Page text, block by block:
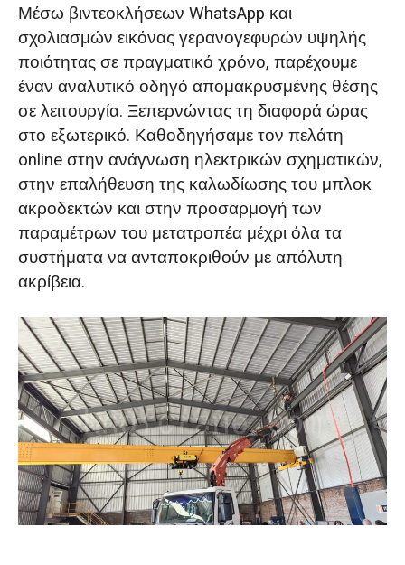
Μέσω βιντεοκλήσεων WhatsApp και
σχολιασμών εικόνας γερανογεφυρών υψηλής
ποιότητας σε πραγματικό χρόνο, παρέχουμε
έναν αναλυτικό οδηγό απομακρυσμένης θέσης
σε λειτουργία. Ξεπερνώντας τη διαφορά ώρας
στο εξωτερικό. Καθοδηγήσαμε τον πελάτη
online στην ανάγνωση ηλεκτρικών σχηματικών,
στην επαλήθευση της καλωδίωσης του μπλοκ
ακροδεκτών και στην προσαρμογή των
παραμέτρων του μετατροπέα μέχρι όλα τα
συστήματα να ανταποκριθούν με απόλυτη
ακρίβεια.